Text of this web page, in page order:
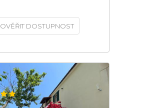
OVĚŘIT DOSTUPNOST